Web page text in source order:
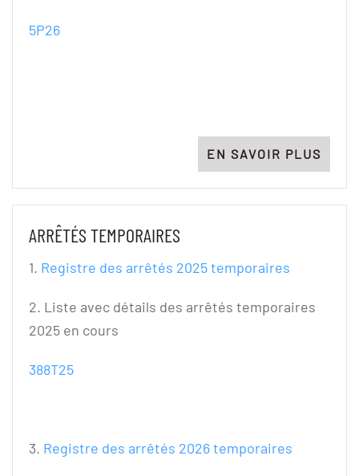
5P26
EN SAVOIR PLUS
ARRÊTÉS TEMPORAIRES
1. Registre des arrêtés 2025 temporaires
2. Liste avec détails des arrêtés temporaires
2025 en cours
388T25
3. Registre des arrêtés 2026 temporaires